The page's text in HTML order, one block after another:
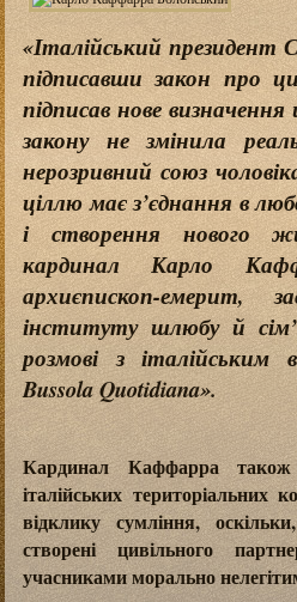
«Італійський
підписавши закон про
підписав нове
закону не змінила
нерозривний союз
ціллю має з’єднання в
і створення нового
кардинал Карло
архиєпископ-емерит,
інституту шлюбу й
розмові з італійським
Bussola Quotidiana».
Кардинал Каффарра
італійських
відклику сумління,
створені цивільного
учасниками морально